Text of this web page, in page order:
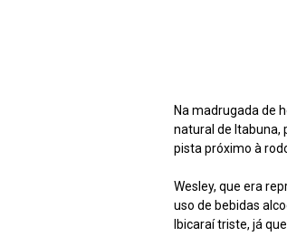
Na madrugada de
natural de Itabuna,
pista próximo à
Wesley, que era
uso de bebidas
Ibicaraí triste, já